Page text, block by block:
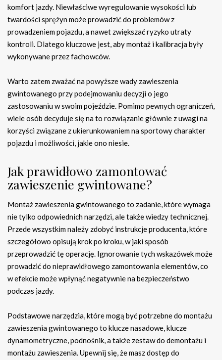
komfort jazdy. Niewłaściwe wyregulowanie wysokości lub
twardości sprężyn może prowadzić do problemów z
prowadzeniem pojazdu, a nawet zwiększać ryzyko utraty
kontroli. Dlatego kluczowe jest, aby montaż i kalibracja były
wykonywane przez fachowców.
Warto zatem zważać na powyższe wady zawieszenia
gwintowanego przy podejmowaniu decyzji o jego
zastosowaniu w swoim pojeździe. Pomimo pewnych ograniczeń,
wiele osób decyduje się na to rozwiązanie głównie z uwagi na
korzyści związane z ukierunkowaniem na sportowy charakter
pojazdu i możliwości, jakie ono niesie.
Jak prawidłowo zamontować
zawieszenie gwintowane?
Montaż zawieszenia gwintowanego to zadanie, które wymaga
nie tylko odpowiednich narzędzi, ale także wiedzy technicznej.
Przede wszystkim należy zdobyć instrukcje producenta, które
szczegółowo opisują krok po kroku, w jaki sposób
przeprowadzić tę operację. Ignorowanie tych wskazówek może
prowadzić do nieprawidłowego zamontowania elementów, co
w efekcie może wpłynąć negatywnie na bezpieczeństwo
podczas jazdy.
Podstawowe narzędzia, które mogą być potrzebne do montażu
zawieszenia gwintowanego to klucze nasadowe, klucze
dynamometryczne, podnośnik, a także zestaw do demontażu i
montażu zawieszenia. Upewnij się, że masz dostęp do